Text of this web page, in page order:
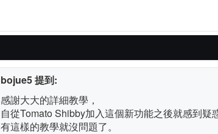
bojue5 提到:
感謝大大的詳細教學，
自從Tomato Shibby加入這個新功能之後就感到疑
有這樣的教學就沒問題了。